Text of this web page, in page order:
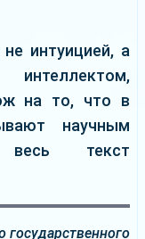
интуицией, а
на то, что в
научным
весь текст
государственного